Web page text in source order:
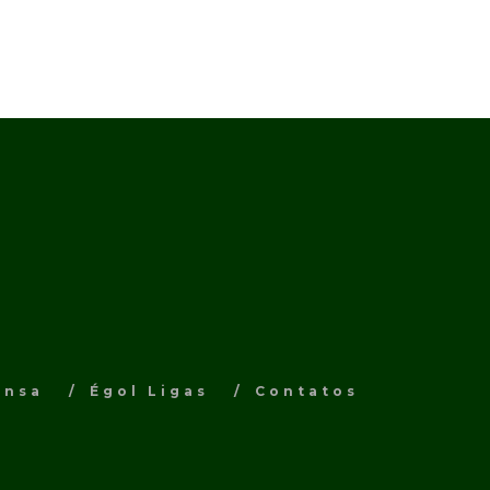
Égol Ligas Contatos